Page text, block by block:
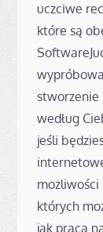
uczciwe
które są
stworzenie
według
jeśli
możliwości
których
jak praca